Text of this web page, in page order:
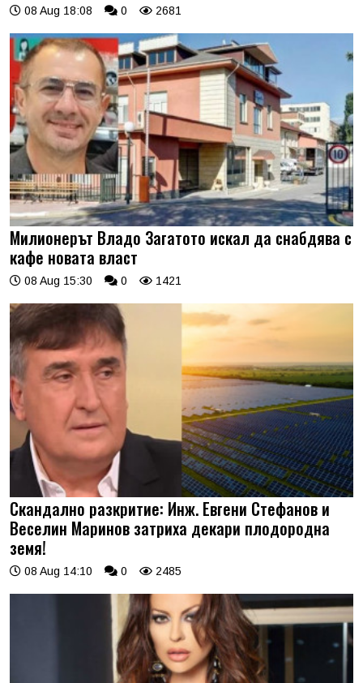
08 Aug 18:08 0 2681
Милионерът Владо Загатото искал да снабдява с
кафе новата власт
08 Aug 15:30 0 1421
Скандално разкритие: Инж. Евгени Стефанов и
Веселин Маринов затриха декари плодородна
земя!
08 Aug 14:10 0 2485